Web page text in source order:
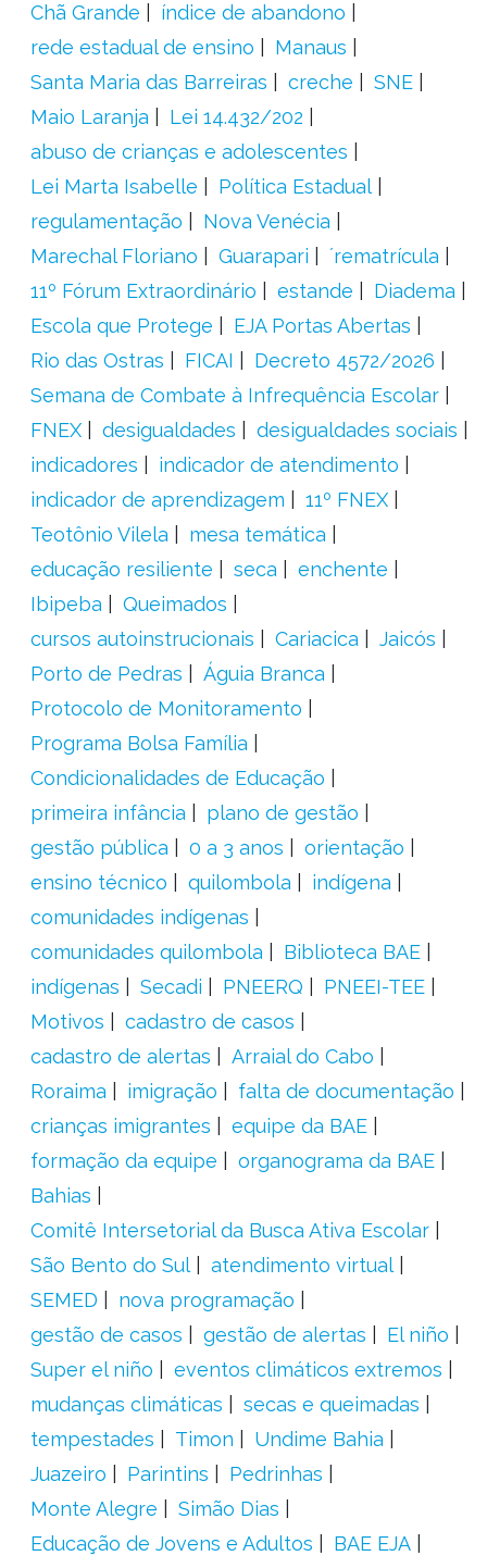
Chã Grande
índice de abandono
rede estadual de ensino
Manaus
Santa Maria das Barreiras
creche
SNE
Maio Laranja
Lei 14.432/202
abuso de crianças e adolescentes
Lei Marta Isabelle
Política Estadual
regulamentação
Nova Venécia
Marechal Floriano
Guarapari
´rematrícula
11º Fórum Extraordinário
estande
Diadema
Escola que Protege
EJA Portas Abertas
Rio das Ostras
FICAI
Decreto 4572/2026
Semana de Combate à Infrequência Escolar
FNEX
desigualdades
desigualdades sociais
indicadores
indicador de atendimento
indicador de aprendizagem
11º FNEX
Teotônio Vilela
mesa temática
educação resiliente
seca
enchente
Ibipeba
Queimados
cursos autoinstrucionais
Cariacica
Jaicós
Porto de Pedras
Águia Branca
Protocolo de Monitoramento
Programa Bolsa Família
Condicionalidades de Educação
primeira infância
plano de gestão
gestão pública
0 a 3 anos
orientação
ensino técnico
quilombola
indígena
comunidades indígenas
comunidades quilombola
Biblioteca BAE
indígenas
Secadi PNEERQ
PNEEI-TEE
Motivos
cadastro de casos
cadastro de alertas
Arraial do Cabo
Roraima
imigração
falta de documentação
crianças imigrantes
equipe da BAE
formação da equipe
organograma da BAE
Bahias
Comitê Intersetorial da Busca Ativa Escolar
São Bento do Sul
atendimento virtual
SEMED
nova programação
gestão de casos
gestão de alertas
El niño
Super el niño
eventos climáticos extremos
mudanças climáticas
secas e queimadas
tempestades
Timon
Undime Bahia
Juazeiro
Parintins
Pedrinhas
Monte Alegre
Simão Dias
Educação de Jovens e Adultos
BAE EJA